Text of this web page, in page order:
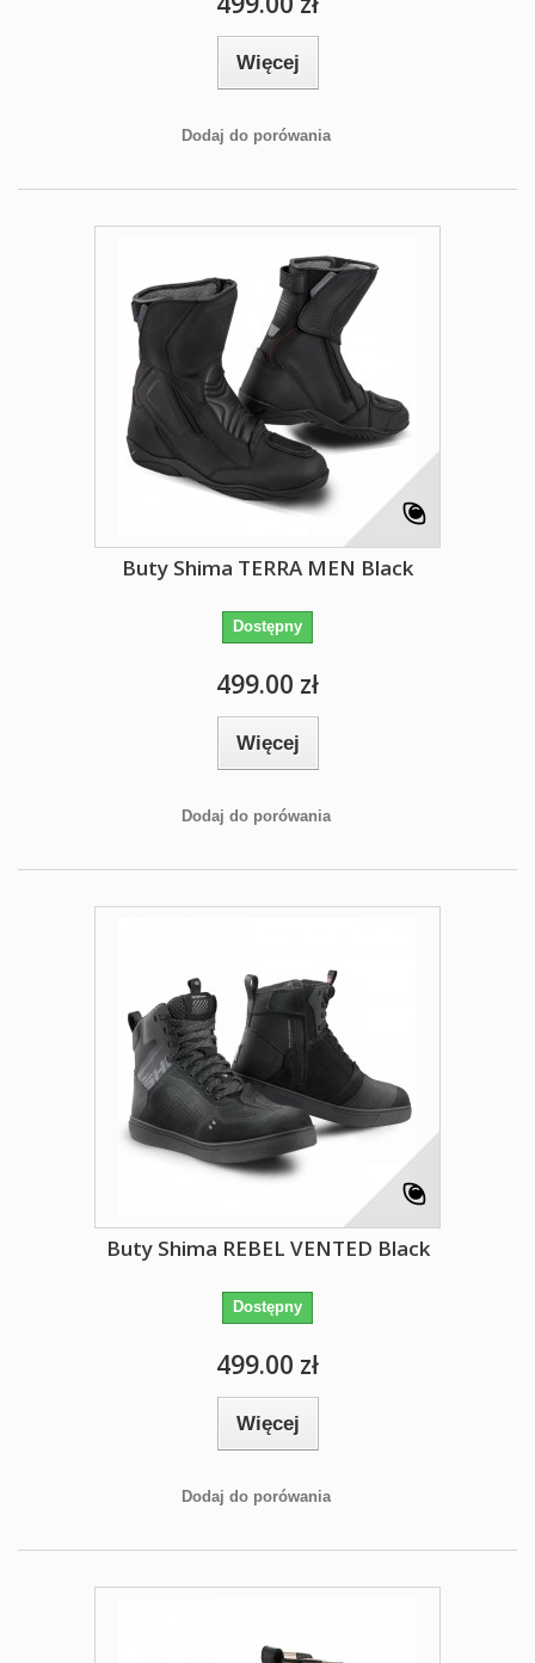
Więcej
Dodaj do porówania
Buty Shima TERRA MEN Black
Dostępny
499.00 zł
Więcej
Dodaj do porówania
Buty Shima REBEL VENTED Black
Dostępny
499.00 zł
Więcej
Dodaj do porówania